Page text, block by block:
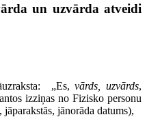
un uzvārda atveidi
„Es,vārds, uzvārds,
izziņas no Fizisko personu
jāparakstās, jānorāda datums),